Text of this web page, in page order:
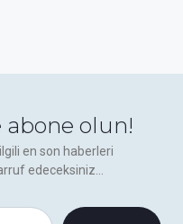
olun!
en son haberleri
edeceksiniz...